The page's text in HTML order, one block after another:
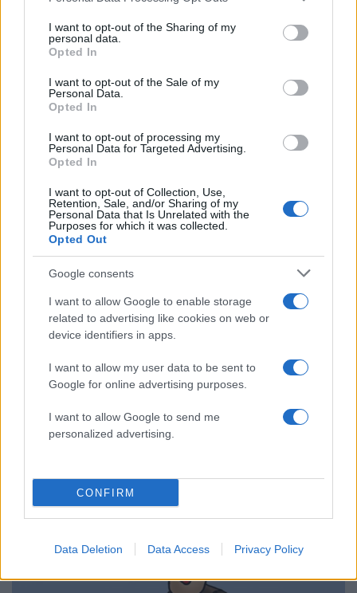
not limited to your visit or usage behaviour. You may click to
grant or deny consent to Google and its third-party tags to
use your data for below specified purposes in below Google
consent section.
I want to opt-out of the Sharing of my
personal data.
Opted In
I want to opt-out of the Sale of my
Personal Data.
Opted In
I want to opt-out of processing my
Personal Data for Targeted Advertising.
Opted In
I want to opt-out of Collection, Use,
Retention, Sale, and/or Sharing of my
Personal Data that Is Unrelated with the
Purposes for which it was collected.
Opted Out
Google consents
I want to allow Google to enable storage
related to advertising like cookies on web or
device identifiers in apps.
I want to allow my user data to be sent to
Google for online advertising purposes.
I want to allow Google to send me
personalized advertising.
CONFIRM
Data Deletion Data Access Privacy Policy
Αποκάλυψη Φόρεϊν Όφις: Έτσι κάνει τον
πόλεμο της προπαγάνδας ο Πούτιν – Τα τρολ
και η μυστηριώδης «Cyber Front Z»
09:3902.09.19